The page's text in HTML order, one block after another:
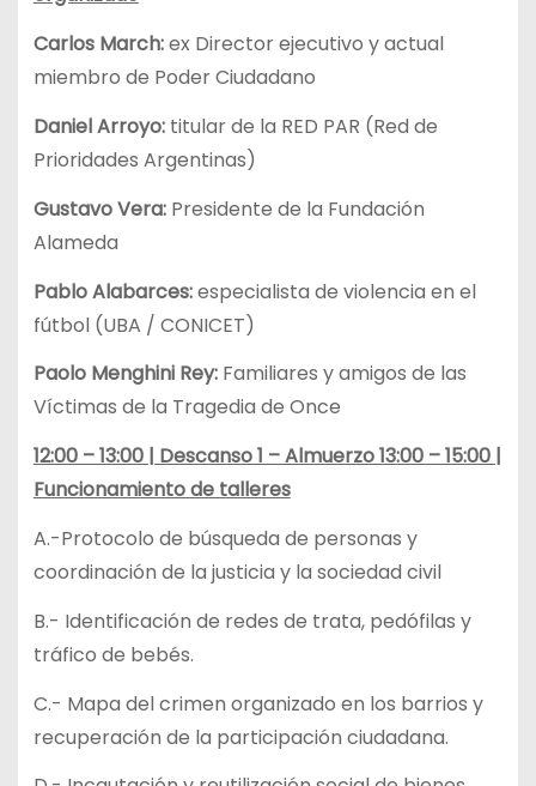
Carlos March:ex Director ejecutivo y actual
miembro de Poder Ciudadano
Daniel Arroyo:titular de la RED PAR (Red de
Prioridades Argentinas)
Gustavo Vera:Presidente de la Fundación
Alameda
Pablo Alabarces:especialista de violencia en el
fútbol (UBA / CONICET)
Paolo Menghini Rey: Familiares y amigos de las
Víctimas de la Tragedia de Once
12:00 – 13:00 | Descanso 1 – Almuerzo 13:00 – 15:00 |
Funcionamiento de talleres
A.-Protocolo de búsqueda de personas y
coordinación de la justicia y la sociedad civil
B.- Identificación de redes de trata, pedófilas y
tráfico de bebés.
C.- Mapa del crimen organizado en los barrios y
recuperación de la participación ciudadana.